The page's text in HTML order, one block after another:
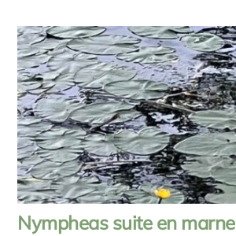
Nympheas suite en marne